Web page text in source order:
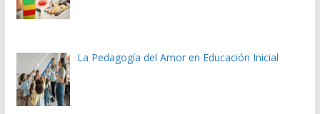
La Pedagogía del Amor en Educación Inicial